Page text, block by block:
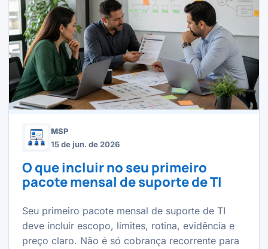
MSP
15 de jun. de 2026
O que incluir no seu primeiro
pacote mensal de suporte de TI
Seu primeiro pacote mensal de suporte de TI
deve incluir escopo, limites, rotina, evidência e
preço claro. Não é só cobrança recorrente para